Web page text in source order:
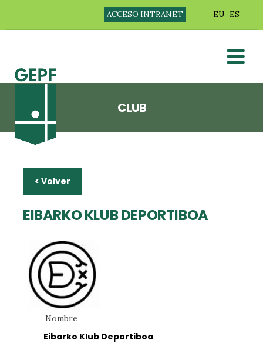
ACCESO INTRANET EU ES
CLUB
< Volver
EIBARKO KLUB DEPORTIBOA
Nombre
Eibarko Klub Deportiboa